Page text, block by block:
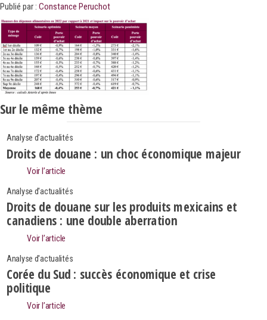
Publié par : Constance Peruchot
Sur le même thème
Analyse d'actualités
Droits de douane : un choc économique majeur
Voir l’article
Analyse d'actualités
Droits de douane sur les produits mexicains et
canadiens : une double aberration
Voir l’article
Analyse d'actualités
Corée du Sud : succès économique et crise
politique
Voir l’article